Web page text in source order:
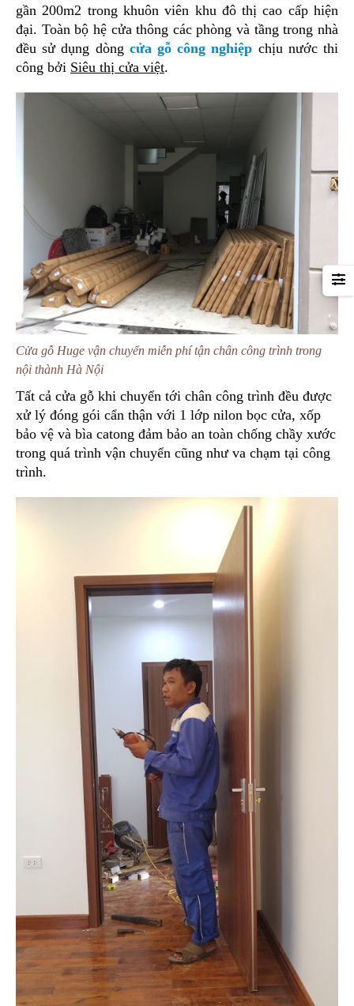
gần 200m2 trong khuôn viên khu đô thị cao cấp hiện
đại. Toàn bộ hệ cửa thông các phòng và tầng trong nhà
đều sử dụng dòng cửa gỗ công nghiệp chịu nước thi
công bởi Siêu thị cửa việt.
Cửa gỗ Huge vận chuyển miễn phí tận chân công trình trong
nội thành Hà Nội
Tất cả cửa gỗ khi chuyển tới chân công trình đều được
xử lý đóng gói cẩn thận với 1 lớp nilon bọc cửa, xốp
bảo vệ và bìa catong đảm bảo an toàn chống chầy xước
trong quá trình vận chuyển cũng như va chạm tại công
trình.